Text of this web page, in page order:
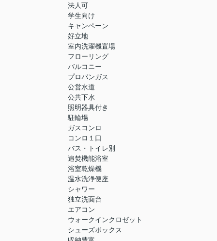
法人可
学生向け
キャンペーン
好立地
室内洗濯機置場
フローリング
バルコニー
プロパンガス
公営水道
公共下水
照明器具付き
駐輪場
ガスコンロ
コンロ１口
バス・トイレ別
追焚機能浴室
浴室乾燥機
温水洗浄便座
シャワー
独立洗面台
エアコン
ウォークインクロゼット
シューズボックス